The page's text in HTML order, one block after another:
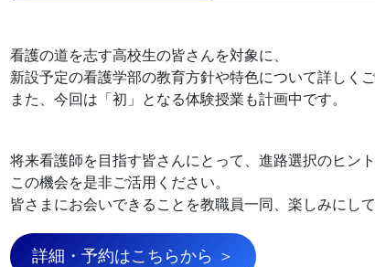
看護の道を志す高校生の皆さんを対象に、
新設予定の看護学部の教育方針や特色について詳しく
また、今回は「初」となる体験授業も計画中です。
将来看護師を目指す皆さんにとって、進路選択のヒン
この機会を是非ご活用ください。
皆さまにお会いできることを教職員一同、楽しみにし
詳細・予約はこちらから ＞